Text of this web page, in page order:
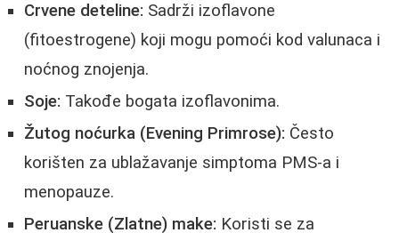
Crvene deteline: Sadrži izoflavone
(fitoestrogene) koji mogu pomoći kod valunaca i
noćnog znojenja.
Soje: Takođe bogata izoflavonima.
Žutog noćurka (Evening Primrose): Često
korišten za ublažavanje simptoma PMS-a i
menopauze.
Peruanske (Zlatne) make: Koristi se za